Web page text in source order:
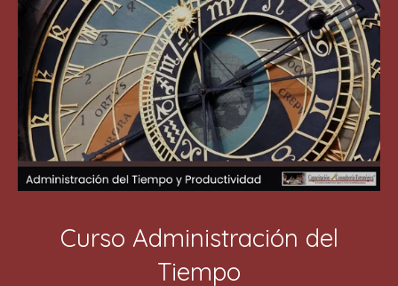
Curso Administración del
Tiempo